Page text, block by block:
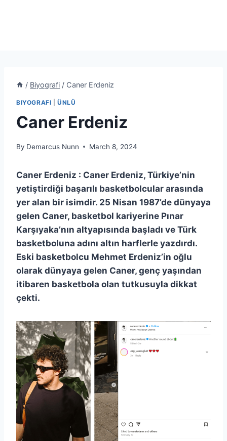
/ Biyografi / Caner Erdeniz
BIYOGRAFI |ÜNLÜ
Caner Erdeniz
By Demarcus Nunn March 8, 2024
Caner Erdeniz : Caner Erdeniz, Türkiye’nin
yetiştirdiği başarılı basketbolcular arasında
yer alan bir isimdir. 25 Nisan 1987’de dünyaya
gelen Caner, basketbol kariyerine Pınar
Karşıyaka’nın altyapısında başladı ve Türk
basketboluna adını altın harflerle yazdırdı.
Eski basketbolcu Mehmet Erdeniz’in oğlu
olarak dünyaya gelen Caner, genç yaşından
itibaren basketbola olan tutkusuyla dikkat
çekti.